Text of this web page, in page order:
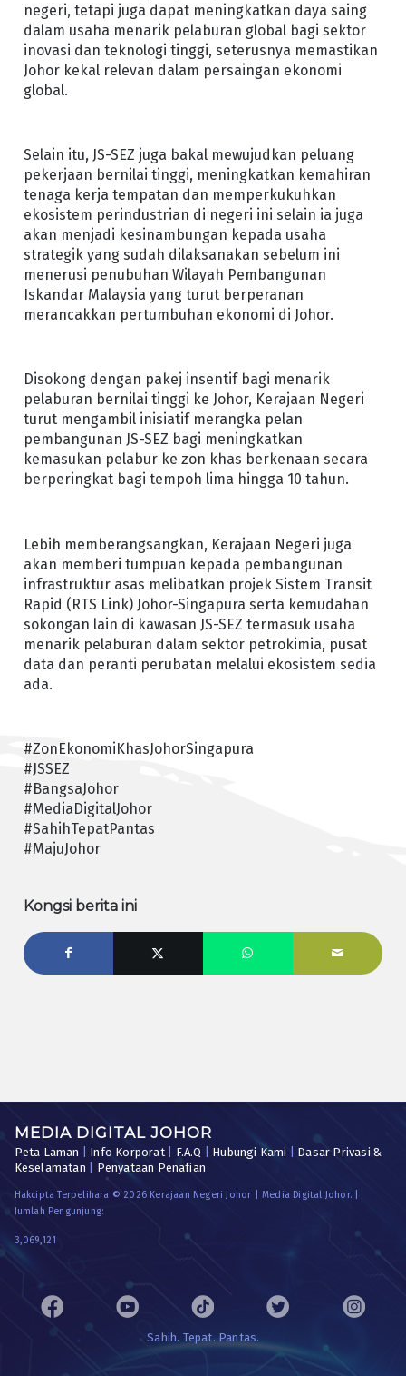
negeri, tetapi juga dapat meningkatkan daya saing
dalam usaha menarik pelaburan global bagi sektor
inovasi dan teknologi tinggi, seterusnya memastikan
Johor kekal relevan dalam persaingan ekonomi
global.
Selain itu, JS-SEZ juga bakal mewujudkan peluang
pekerjaan bernilai tinggi, meningkatkan kemahiran
tenaga kerja tempatan dan memperkukuhkan
ekosistem perindustrian di negeri ini selain ia juga
akan menjadi kesinambungan kepada usaha
strategik yang sudah dilaksanakan sebelum ini
menerusi penubuhan Wilayah Pembangunan
Iskandar Malaysia yang turut berperanan
merancakkan pertumbuhan ekonomi di Johor.
Disokong dengan pakej insentif bagi menarik
pelaburan bernilai tinggi ke Johor, Kerajaan Negeri
turut mengambil inisiatif merangka pelan
pembangunan JS-SEZ bagi meningkatkan
kemasukan pelabur ke zon khas berkenaan secara
berperingkat bagi tempoh lima hingga 10 tahun.
Lebih memberangsangkan, Kerajaan Negeri juga
akan memberi tumpuan kepada pembangunan
infrastruktur asas melibatkan projek Sistem Transit
Rapid (RTS Link) Johor-Singapura serta kemudahan
sokongan lain di kawasan JS-SEZ termasuk usaha
menarik pelaburan dalam sektor petrokimia, pusat
data dan peranti perubatan melalui ekosistem sedia
ada.
#ZonEkonomiKhasJohorSingapura
#JSSEZ
#BangsaJohor
#MediaDigitalJohor
#SahihTepatPantas
#MajuJohor
Kongsi berita ini
MEDIA DIGITAL JOHOR
Peta Laman Info Korporat| F.A.Q Hubungi Kami
Dasar Privasi &
Keselamatan
Penyataan Penafian
Hakcipta Terpelihara © 2026 Kerajaan Negeri Johor | Media Digital Johor. |
Jumlah Pengunjung:
3,069,121
Sahih. Tepat. Pantas.